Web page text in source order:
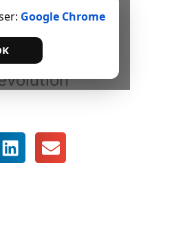
Google Chrome